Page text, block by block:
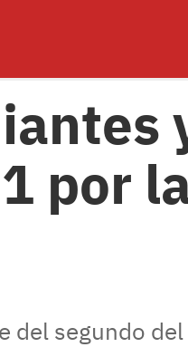
por
del segundo del